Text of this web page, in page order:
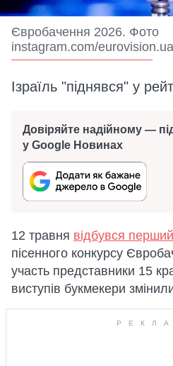
Євробачення 2026. Фото
instagram.com/eurovision.ua
Ізраїль "піднявся" у
Довіряйте надійному —
у Google Новинах
12 травня відбувся
пісенного конкурсу
участь представники 15
виступів букмекери